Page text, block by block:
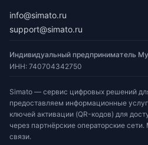
info@simato.ru
support@simato.ru
Индивидуальный предприниматель
ИНН: 740704342750
Simato — сервис цифровых решений
предоставляем информационные
ключей активации (QR-кодов) для
через партнёрские операторские
связи.